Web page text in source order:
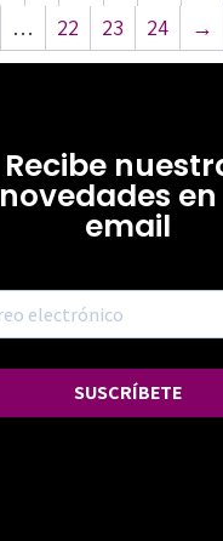
… 22 23 24 →
Recibe
novedades
email
SUSCRÍBETE